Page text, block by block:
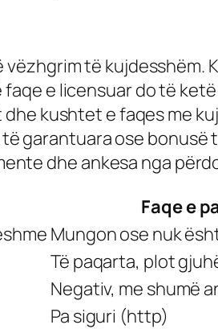
të kujdesshëm.
e licensuar do të
kushtet e faqes me
garantuara ose
dhe ankesa nga
Faqe e
Mungon ose nuk
Të paqarta, plot
Negativ, me shumë
Pa siguri (http)